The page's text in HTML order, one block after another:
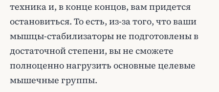
техника и, в конце концов, вам придется
остановиться. То есть, из-за того, что ваши
мышцы-стабилизаторы не подготовлены в
достаточной степени, вы не сможете
полноценно нагрузить основные целевые
мышечные группы.